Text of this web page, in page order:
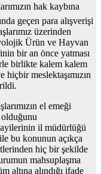
hak kaybına
geçen para alışverişi
üzerinden
Ürün ve Hayvan
bir an önce yatması
birlikte kalem kalem
hiçbir meslektaşımızın
el emeği
olduğunu
il müdürlüğü
bu konunun açıkça
hiç bir şekilde
mahsuplaşma
altına alındığı ifade